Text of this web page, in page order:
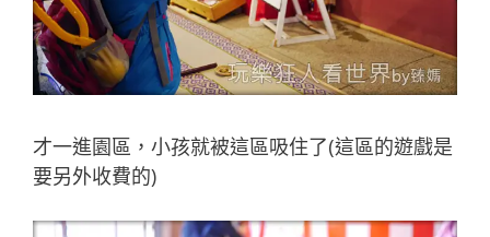
才一進園區，小孩就被這區吸住了(這區的遊戲是
要另外收費的)